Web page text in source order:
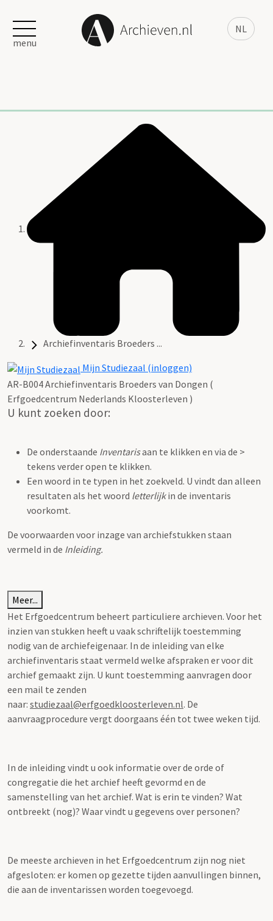
NL
menu
Archiefinventaris Broeders ...
Mijn Studiezaal (inloggen)
AR-B004 Archiefinventaris Broeders van Dongen (
Erfgoedcentrum Nederlands Kloosterleven )
U kunt zoeken door:
De onderstaande Inventarisaan te klikken en via de >
tekens verder open te klikken.
Een woord in te typen in het zoekveld. U vindt dan alleen
resultaten als het woord letterlijkin de inventaris
voorkomt.
De voorwaarden voor inzage van archiefstukken staan
vermeld in de Inleiding.
Meer...
Het Erfgoedcentrum beheert particuliere archieven. Voor het
inzien van stukken heeft u vaak schriftelijk toestemming
nodig van de archiefeigenaar. In de inleiding van elke
archiefinventaris staat vermeld welke afspraken er voor dit
archief gemaakt zijn. U kunt toestemming aanvragen door
een mail te zenden
naar: studiezaal@erfgoedkloosterleven.nl. De
aanvraagprocedure vergt doorgaans één tot twee weken tijd.
In de inleiding vindt u ook informatie over de orde of
congregatie die het archief heeft gevormd en de
samenstelling van het archief. Wat is erin te vinden? Wat
ontbreekt (nog)? Waar vindt u gegevens over personen?
De meeste archieven in het Erfgoedcentrum zijn nog niet
afgesloten: er komen op gezette tijden aanvullingen binnen,
die aan de inventarissen worden toegevoegd.